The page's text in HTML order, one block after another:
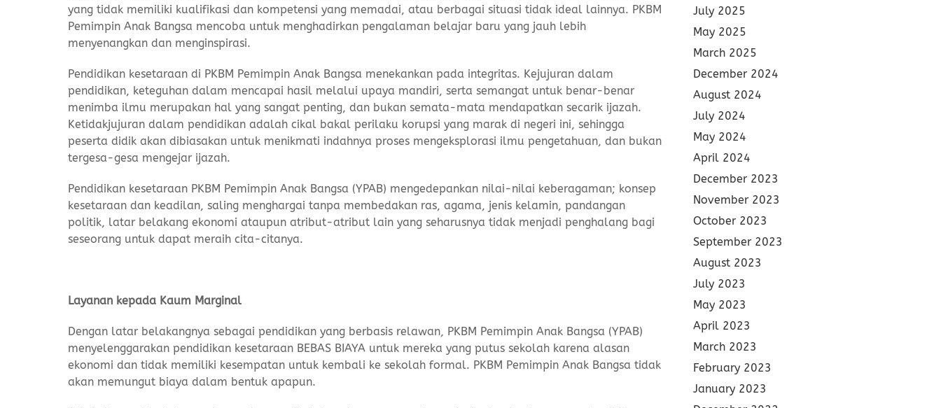
yang tidak memiliki kualifikasi dan kompetensi yang memadai, atau berbagai situasi tidak ideal lainnya. PKBM
Pemimpin Anak Bangsa mencoba untuk menghadirkan pengalaman belajar baru yang jauh lebih
menyenangkan dan menginspirasi.
Pendidikan kesetaraan di PKBM Pemimpin Anak Bangsa menekankan pada integritas. Kejujuran dalam
pendidikan, keteguhan dalam mencapai hasil melalui upaya mandiri, serta semangat untuk benar-benar
menimba ilmu merupakan hal yang sangat penting, dan bukan semata-mata mendapatkan secarik ijazah.
Ketidakjujuran dalam pendidikan adalah cikal bakal perilaku korupsi yang marak di negeri ini, sehingga
peserta didik akan dibiasakan untuk menikmati indahnya proses mengeksplorasi ilmu pengetahuan, dan bukan
tergesa-gesa mengejar ijazah.
Pendidikan kesetaraan PKBM Pemimpin Anak Bangsa (YPAB) mengedepankan nilai-nilai keberagaman; konsep
kesetaraan dan keadilan, saling menghargai tanpa membedakan ras, agama, jenis kelamin, pandangan
politik, latar belakang ekonomi ataupun atribut-atribut lain yang seharusnya tidak menjadi penghalang bagi
seseorang untuk dapat meraih cita-citanya.
Layanan kepada Kaum Marginal
Dengan latar belakangnya sebagai pendidikan yang berbasis relawan, PKBM Pemimpin Anak Bangsa (YPAB)
menyelenggarakan pendidikan kesetaraan BEBAS BIAYA untuk mereka yang putus sekolah karena alasan
ekonomi dan tidak memiliki kesempatan untuk kembali ke sekolah formal. PKBM Pemimpin Anak Bangsa tidak
akan memungut biaya dalam bentuk apapun.
July 2025
May 2025
March 2025
December 2024
August 2024
July 2024
May 2024
April 2024
December 2023
November 2023
October 2023
September 2023
August 2023
July 2023
May 2023
April 2023
March 2023
February 2023
January 2023